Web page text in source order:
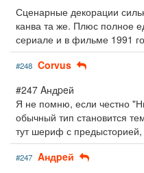
Сценарные декорации
канва та же. Плюс полное
сериале и в фильме 1991
#248 Corvus
#247 Aндpeй
Я не помню, если честно
обычный тип становится
тут шериф с предысторией,
#247 Aндpeй